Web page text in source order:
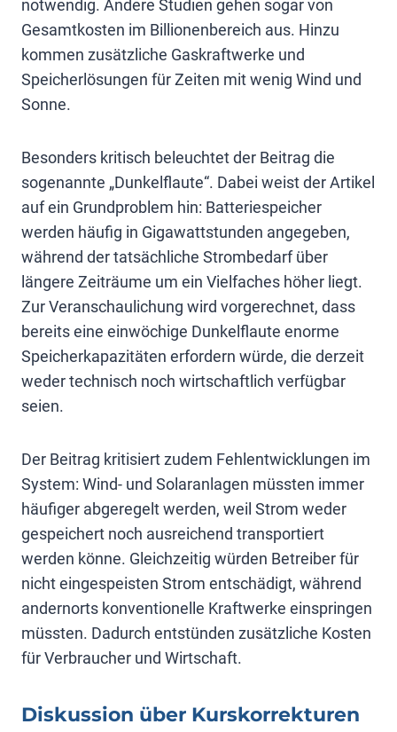
notwendig. Andere Studien gehen sogar von
Gesamtkosten im Billionenbereich aus. Hinzu
kommen zusätzliche Gaskraftwerke und
Speicherlösungen für Zeiten mit wenig Wind und
Sonne.
Besonders kritisch beleuchtet der Beitrag die
sogenannte „Dunkelflaute“. Dabei weist der Artikel
auf ein Grundproblem hin: Batteriespeicher
werden häufig in Gigawattstunden angegeben,
während der tatsächliche Strombedarf über
längere Zeiträume um ein Vielfaches höher liegt.
Zur Veranschaulichung wird vorgerechnet, dass
bereits eine einwöchige Dunkelflaute enorme
Speicherkapazitäten erfordern würde, die derzeit
weder technisch noch wirtschaftlich verfügbar
seien.
Der Beitrag kritisiert zudem Fehlentwicklungen im
System: Wind- und Solaranlagen müssten immer
häufiger abgeregelt werden, weil Strom weder
gespeichert noch ausreichend transportiert
werden könne. Gleichzeitig würden Betreiber für
nicht eingespeisten Strom entschädigt, während
andernorts konventionelle Kraftwerke einspringen
müssten. Dadurch entstünden zusätzliche Kosten
für Verbraucher und Wirtschaft.
Diskussion über Kurskorrekturen